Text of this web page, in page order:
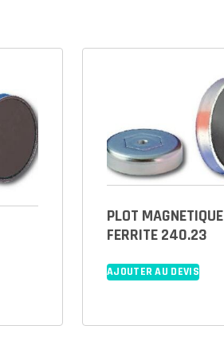
PLOT MAGNETIQUE
FERRITE 240.23
AJOUTER AU DEVIS